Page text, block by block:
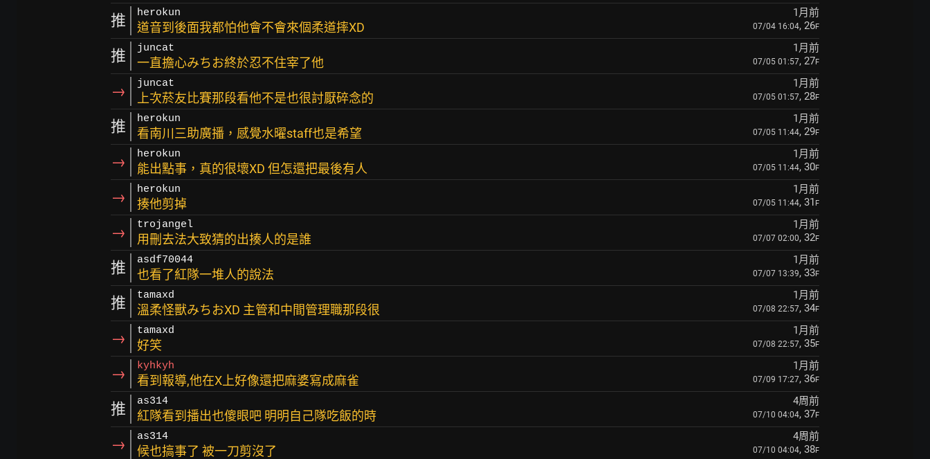
推 herokun 1月前
道音到後面我都怕他會不會來個柔道摔XD 07/04 16:04, 26F
推 juncat 1月前
一直擔心みちお終於忍不住宰了他 07/05 01:57, 27F
→ juncat 1月前
上次菸友比賽那段看他不是也很討厭碎念的 07/05 01:57, 28F
推 herokun 1月前
看南川三助廣播，感覺水曜staff也是希望 07/05 11:44, 29F
→ herokun 1月前
能出點事，真的很壞XD 但怎還把最後有人 07/05 11:44, 30F
→ herokun 1月前
揍他剪掉 07/05 11:44, 31 F
→ trojangel 1月前
用刪去法大致猜的出揍人的是誰 07/07 02:00, 32F
推 asdf70044 1月前
也看了紅隊一堆人的說法 07/07 13:39, 33F
推 tamaxd 1月前
溫柔怪獸みちおXD 主管和中間管理職那段很 07/08 22:57, 34F
→ tamaxd 1月前
好笑 07/08 22:57, 35F
→ kyhkyh 1月前
看到報導,他在X上好像還把麻婆寫成麻雀 07/09 17:27, 36F
推 as314 4周前
紅隊看到播出也傻眼吧 明明自己隊吃飯的時 07/10 04:04, 37F
→ as314 4周前
候也搞事了 被一刀剪沒了 07/10 04:04, 38F